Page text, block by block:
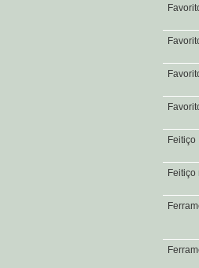
Feitiço
Feitiço